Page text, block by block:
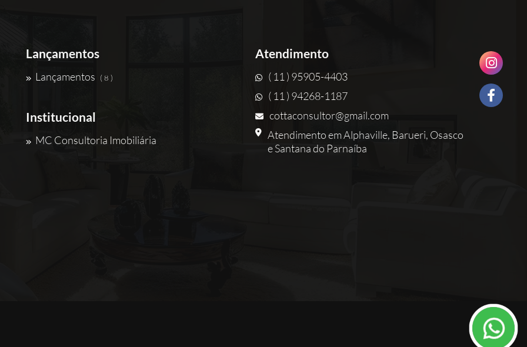
Lançamentos
Lançamentos ( 8 )
Institucional
MC Consultoria Imobiliária
Atendimento
( 11 ) 95905-4403
( 11 ) 94268-1187
cottaconsultor@gmail.com
Atendimento em Alphaville, Barueri, Osasco
e Santana do Parnaíba